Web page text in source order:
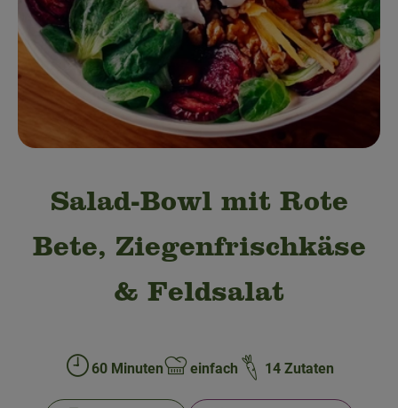
Obst & Gemüse
Bäckerei
Kühltheke
Drogerie & Haushalt
💜 Schnupperangebot
🍎 Bio-Jobkiste
So geht's!
Salad-Bowl mit Rote
Bete, Ziegenfrischkäse
& Feldsalat
Zubreitungszeit:
60 Minuten
Schwierigkeit:
einfach 14 Zutaten